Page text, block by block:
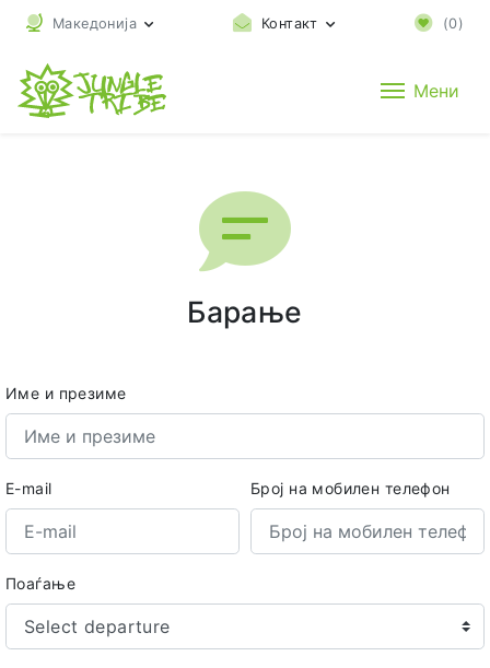
Македонија Контакт (0)
Мени
Барање
Име и презиме
E-mail Број на мобилен телефон
Поаѓање
Select departure